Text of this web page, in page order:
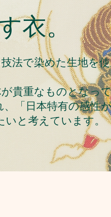
衣。
法で染めた生地を
貴重なものとなっ
「日本特有の感性
いと考えています。